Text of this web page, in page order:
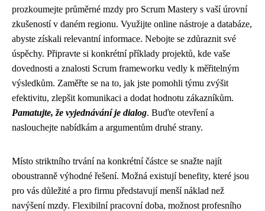
prozkoumejte průměrné mzdy pro Scrum Mastery s vaší úrovní
zkušeností v daném regionu. Využijte online nástroje a databáze,
abyste získali relevantní informace. Nebojte se zdůraznit své
úspěchy. Připravte si konkrétní příklady projektů, kde vaše
dovednosti a znalosti Scrum frameworku vedly k měřitelným
výsledkům. Zaměřte se na to, jak jste pomohli týmu zvýšit
efektivitu, zlepšit komunikaci a dodat hodnotu zákazníkům.
Pamatujte, že vyjednávání je dialog. Buďte otevření a
naslouchejte nabídkám a argumentům druhé strany.
Místo striktního trvání na konkrétní částce se snažte najít
oboustranně výhodné řešení. Možná existují benefity, které jsou
pro vás důležité a pro firmu představují menší náklad než
navýšení mzdy. Flexibilní pracovní doba, možnost profesního